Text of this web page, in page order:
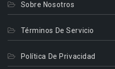
Sobre Nosotros
Términos De Servicio
Política De Privacidad